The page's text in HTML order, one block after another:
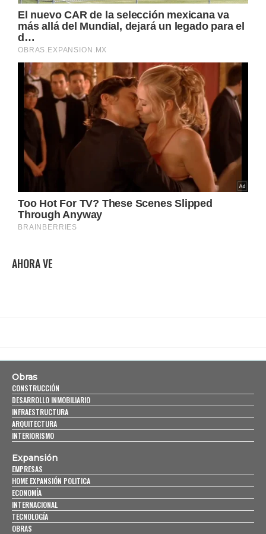
AHORA VE
Obras
CONSTRUCCIÓN
DESARROLLO INMOBILIARIO
INFRAESTRUCTURA
ARQUITECTURA
INTERIORISMO
Expansión
EMPRESAS
HOME EXPANSIÓN POLITICA
ECONOMÍA
INTERNACIONAL
TECNOLOGÍA
OBRAS